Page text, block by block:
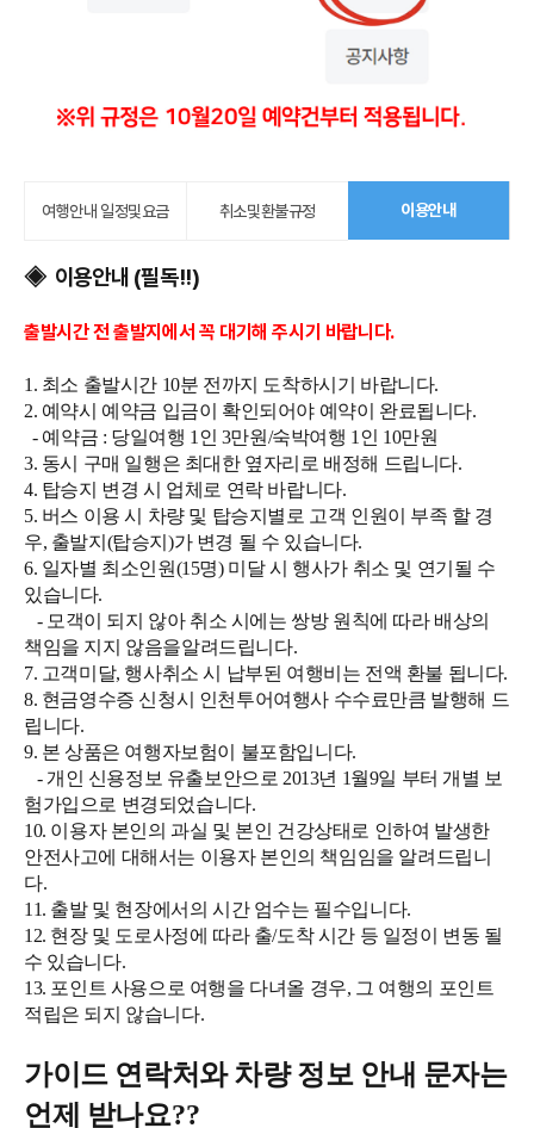
여행안내 일정및요금 취소및환불규정 이용안내
◈이용안내 (필독!!)
출발시간 전 출발지에서 꼭 대기해 주시기 바랍니다.
1. 최소 출발시간 10분 전까지 도착하시기 바랍니다.
2. 예약시 예약금 입금이 확인되어야 예약이 완료됩니다.
- 예약금 : 당일여행 1인 3만원/숙박여행 1인 10만원
3. 동시 구매 일행은 최대한 옆자리로 배정해 드립니다.
4. 탑승지 변경 시 업체로 연락 바랍니다.
5. 버스 이용 시 차량 및 탑승지별로 고객 인원이 부족 할 경
우, 출발지(탑승지)가 변경 될 수 있습니다.
6. 일자별 최소인원(15명) 미달 시 행사가 취소 및 연기될 수
있습니다.
- 모객이 되지 않아 취소 시에는 쌍방 원칙에 따라 배상의
책임을 지지 않음을알려드립니다.
7. 고객미달, 행사취소 시 납부된 여행비는 전액 환불 됩니다.
8. 현금영수증 신청시 인천투어여행사 수수료만큼 발행해 드
립니다.
9. 본 상품은 여행자보험이 불포함입니다.
- 개인 신용정보 유출보안으로 2013년 1월9일 부터 개별 보
험가입으로 변경되었습니다.
10. 이용자 본인의 과실 및 본인 건강상태로 인하여 발생한
안전사고에 대해서는 이용자 본인의 책임임을 알려드립니
다.
11. 출발 및 현장에서의 시간 엄수는 필수입니다.
12. 현장 및 도로사정에 따라 출/도착 시간 등 일정이 변동 될
수 있습니다.
13. 포인트 사용으로 여행을 다녀올 경우, 그 여행의 포인트
적립은 되지 않습니다.
가이드 연락처와 차량 정보 안내 문자는
언제 받나요??